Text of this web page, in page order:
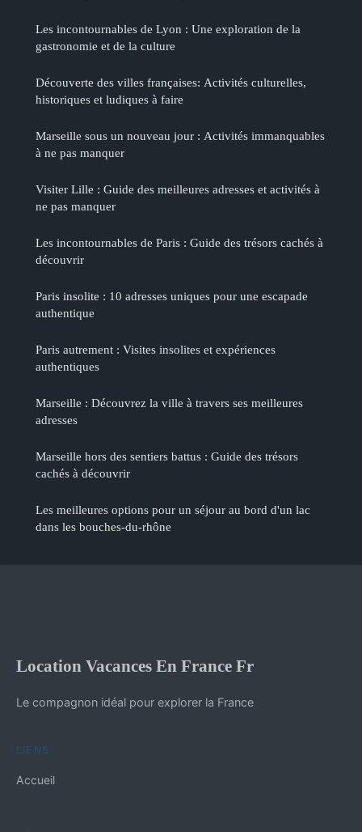
Les incontournables de Lyon : Une exploration de la
gastronomie et de la culture
Découverte des villes françaises: Activités culturelles,
historiques et ludiques à faire
Marseille sous un nouveau jour : Activités immanquables
à ne pas manquer
Visiter Lille : Guide des meilleures adresses et activités à
ne pas manquer
Les incontournables de Paris : Guide des trésors cachés à
découvrir
Paris insolite : 10 adresses uniques pour une escapade
authentique
Paris autrement : Visites insolites et expériences
authentiques
Marseille : Découvrez la ville à travers ses meilleures
adresses
Marseille hors des sentiers battus : Guide des trésors
cachés à découvrir
Les meilleures options pour un séjour au bord d'un lac
dans les bouches-du-rhône
Location Vacances En France Fr
Le compagnon idéal pour explorer la France
LIENS
Accueil